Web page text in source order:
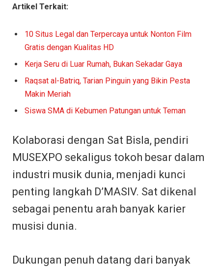
Artikel Terkait:
10 Situs Legal dan Terpercaya untuk Nonton Film
Gratis dengan Kualitas HD
Kerja Seru di Luar Rumah, Bukan Sekadar Gaya
Raqsat al-Batriq, Tarian Pinguin yang Bikin Pesta
Makin Meriah
Siswa SMA di Kebumen Patungan untuk Teman
Kolaborasi dengan Sat Bisla, pendiri
MUSEXPO sekaligus tokoh besar dalam
industri musik dunia, menjadi kunci
penting langkah D’MASIV. Sat dikenal
sebagai penentu arah banyak karier
musisi dunia.
Dukungan penuh datang dari banyak